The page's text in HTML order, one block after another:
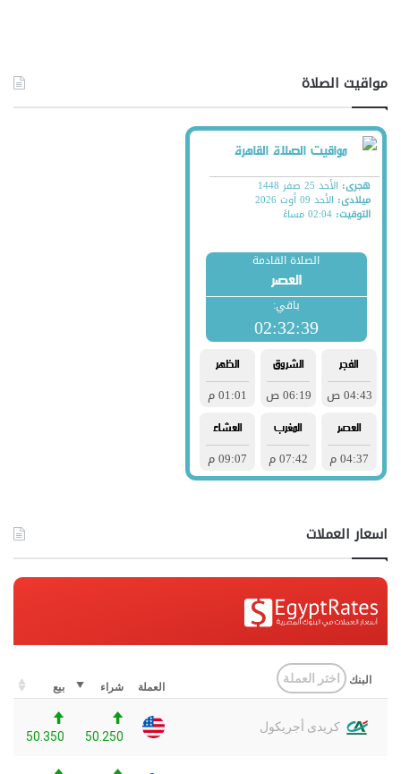
مواقيت الصلاة
اسعار العملات